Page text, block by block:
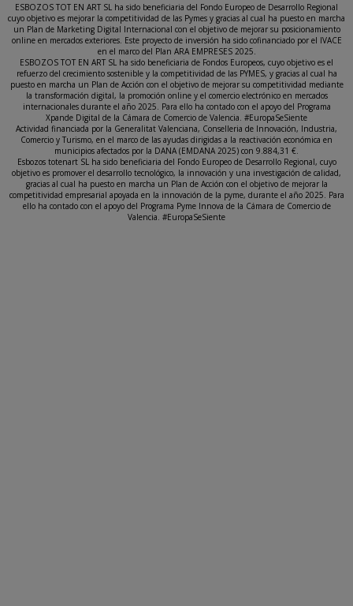
ESBOZOS TOT EN ART SL ha sido beneficiaria del Fondo Europeo de Desarrollo Regional
cuyo objetivo es mejorar la competitividad de las Pymes y gracias al cual ha puesto en marcha
un Plan de Marketing Digital Internacional con el objetivo de mejorar su posicionamiento
online en mercados exteriores. Este proyecto de inversión ha sido cofinanciado por el IVACE
en el marco del Plan ARA EMPRESES 2025.
ESBOZOS TOT EN ART SL ha sido beneficiaria de Fondos Europeos, cuyo objetivo es el
refuerzo del crecimiento sostenible y la competitividad de las PYMES, y gracias al cual ha
puesto en marcha un Plan de Acción con el objetivo de mejorar su competitividad mediante
la transformación digital, la promoción online y el comercio electrónico en mercados
internacionales durante el año 2025. Para ello ha contado con el apoyo del Programa
Xpande Digital de la Cámara de Comercio de Valencia. #EuropaSeSiente
Actividad financiada por la Generalitat Valenciana, Conselleria de Innovación, Industria,
Comercio y Turismo, en el marco de las ayudas dirigidas a la reactivación económica en
municipios afectados por la DANA (EMDANA 2025) con 9.884,31 €.
Esbozos totenart SL ha sido beneficiaria del Fondo Europeo de Desarrollo Regional, cuyo
objetivo es promover el desarrollo tecnológico, la innovación y una investigación de calidad,
gracias al cual ha puesto en marcha un Plan de Acción con el objetivo de mejorar la
competitividad empresarial apoyada en la innovación de la pyme, durante el año 2025. Para
ello ha contado con el apoyo del Programa Pyme Innova de la Cámara de Comercio de
Valencia. #EuropaSeSiente